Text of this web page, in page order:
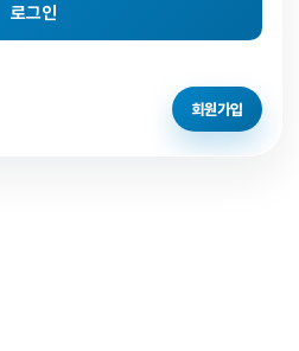
로그인
회원가입